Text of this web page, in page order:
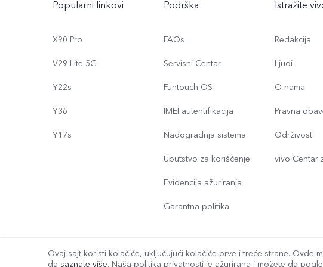
Popularni linkovi
X90 Pro
V29 Lite 5G
Y22s
Y36
Y17s
Podrška
FAQs
Servisni Centar
Funtouch OS
IMEI autentifikacija
Nadogradnja sistema
Uputstvo za korišćenje
Evidencija ažuriranja
Garantna politika
Istražite
Redakcija
Ljudi
O nama
Pravna
Održivost
vivo Centar
© {3} vivo Mobile Communication Co., Ltd. Sva prava zadržana. | Politika
Ovaj sajt koristi kolačiće, uključujući kolačiće prve i treće strane. Ovde
da saznate više. Naša politika privatnosti je ažurirana i možete da